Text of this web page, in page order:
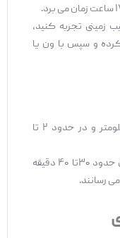
زمینی تجربه کنید،
و سپس با ون یا
مسیر تبریز تا خوی حدود ۱۶۵کیلومتر و در حدود ۲ تا
پس از خوی، ادامه مسیر به مرز رازی حدود ۳۰تا ۴۰ دقیقه
‌رسانند.